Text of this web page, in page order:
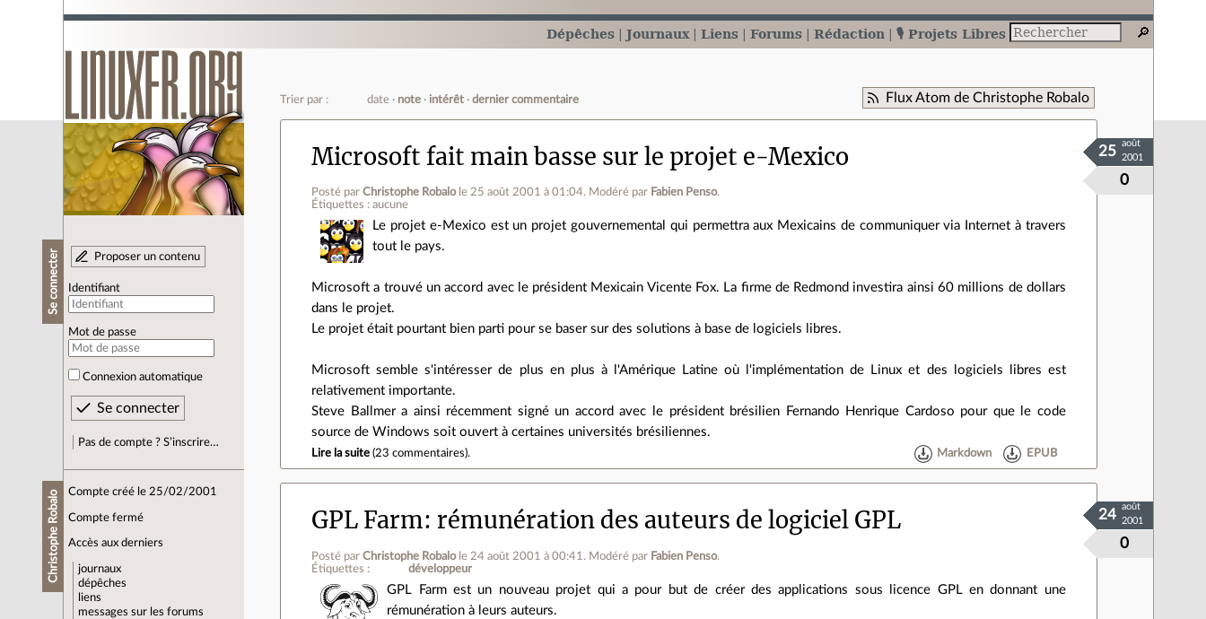
Dépêches Journaux Liens Forums Rédaction 🎙️ Projets Libres
Se connecter Proposer un contenu
Identifiant
Mot de passe
Connexion automatique
Pas de compte ? S’inscrire…
Christophe Robalo Compte créé le 25/02/2001
Compte fermé
Accès aux derniers
journaux
dépêches
liens
messages sur les forums
Flux Atom de Christophe Robalo
Trier par : date note intérêt dernier commentaire
Microsoft fait main basse sur le projet e-Mexico
Posté parChristophe Robalo le 25 août 2001 à 01:04. Modéré par Fabien Penso.
Étiquettes : aucune
0
25
août
2001
Le projet e-Mexico est un projet gouvernemental qui permettra aux Mexicains de communiquer via Internet à travers
tout le pays.
Microsoft a trouvé un accord avec le président Mexicain Vicente Fox. La firme de Redmond investira ainsi 60 millions de dollars
dans le projet.
Le projet était pourtant bien parti pour se baser sur des solutions à base de logiciels libres.
Microsoft semble s'intéresser de plus en plus à l'Amérique Latine où l'implémentation de Linux et des logiciels libres est
relativement importante.
Steve Ballmer a ainsi récemment signé un accord avec le président brésilien Fernando Henrique Cardoso pour que le code
source de Windows soit ouvert à certaines universités brésiliennes.
Lire la suite (23 commentaires). Markdown EPUB
GPL Farm: rémunération des auteurs de logiciel GPL
Posté parChristophe Robalo le 24 août 2001 à 00:41 . Modéré par Fabien Penso.
Étiquettes :
développeur
0
24
août
2001
GPL Farm est un nouveau projet qui a pour but de créer des applications sous licence GPL en donnant une
rémunération à leurs auteurs.